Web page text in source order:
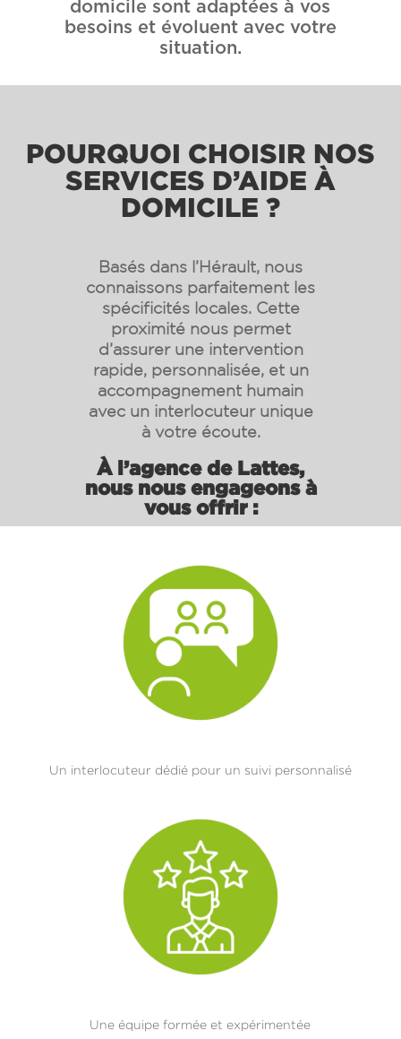
domicile sont adaptées à vos
besoins et évoluent avec votre
situation.
POURQUOI CHOISIR NOS
SERVICES D’AIDE À
DOMICILE ?
Basés dans l’Hérault, nous
connaissons parfaitement les
spécificités locales. Cette
proximité nous permet
d’assurer une intervention
rapide, personnalisée, et un
accompagnement humain
avec un interlocuteur unique
à votre écoute.
À l’agence de Lattes,
nous nous engageons à
vous offrir :
Un interlocuteur dédié pour un suivi personnalisé
Une équipe formée et expérimentée